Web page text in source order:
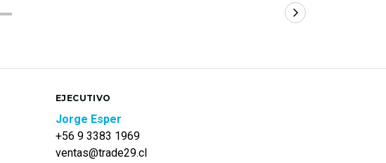
EJECUTIVO
Jorge Esper
+56 9 3383 1969
ventas@trade29.cl